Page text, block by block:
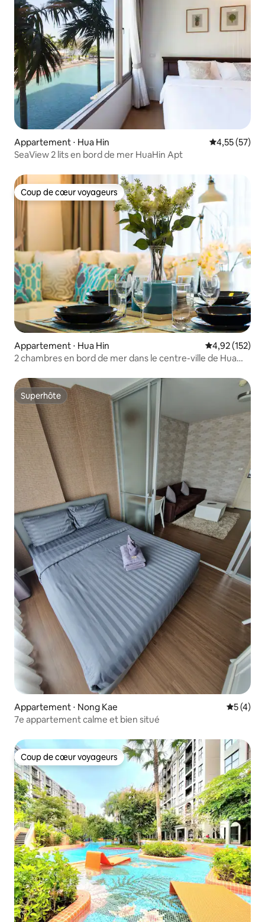
Appartement ⋅ Hua Hin Évaluation
4,55 (57)
SeaView 2 lits en bord de mer HuaHin Apt
Coup de cœur voyageurs
Coup de cœur voyageurs
Appartement ⋅ Hua Hin Évaluation
4,92 (152)
2 chambres en bord de mer dans le centre-ville de Hua
Superhôte
Superhôte
Appartement ⋅ Nong Kae
5 (4)
7e appartement calme et bien situé
Coup de cœur voyageurs
Coup de cœur voyageurs